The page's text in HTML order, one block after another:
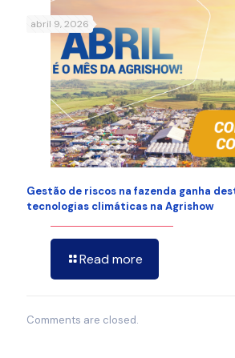
abril 9, 2026
Gestão de riscos na fazenda ganha
tecnologias climáticas na Agrishow
Read more
Comments are closed.